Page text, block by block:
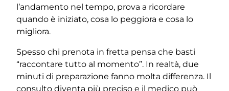
l’andamento nel tempo, prova a ricordare
quando è iniziato, cosa lo peggiora e cosa lo
migliora.
Spesso chi prenota in fretta pensa che basti
“raccontare tutto al momento”. In realtà, due
minuti di preparazione fanno molta differenza. Il
consulto diventa più preciso e il medico può